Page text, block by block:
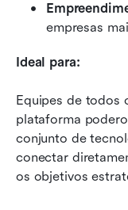
empresas
Ideal para:
Equipes de todos
plataforma
conjunto de
conectar
os objetivos